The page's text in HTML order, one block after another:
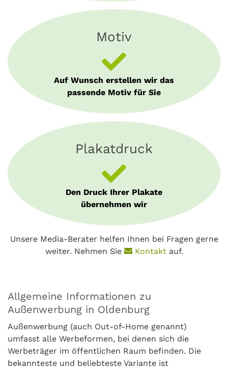
Motiv
Auf Wunsch erstellen wir das
passende Motiv für Sie
Plakatdruck
Den Druck Ihrer Plakate
übernehmen wir
Unsere Media-Berater helfen Ihnen bei Fragen gerne
weiter. Nehmen Sie
Kontaktauf.
Allgemeine Informationen zu
Außenwerbung in Oldenburg
Außenwerbung (auch Out-of-Home genannt)
umfasst alle Werbeformen, bei denen sich die
Werbeträger im öffentlichen Raum befinden. Die
bekannteste und beliebteste Variante ist